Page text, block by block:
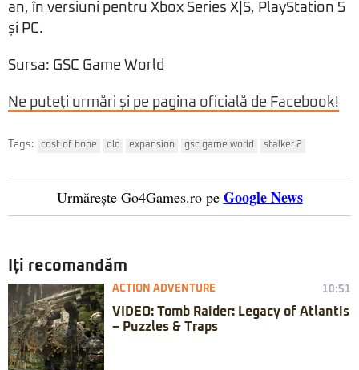
an, în versiuni pentru Xbox Series X|S, PlayStation 5
și PC.
Sursa: GSC Game World
Ne puteți urmări și pe pagina oficială de Facebook!
Tags: cost of hope dlc expansion gsc game world stalker 2
Urmărește Go4Games.ro pe Google News
Iți recomandăm
ACTION ADVENTURE 10:51
VIDEO: Tomb Raider: Legacy of Atlantis
– Puzzles & Traps